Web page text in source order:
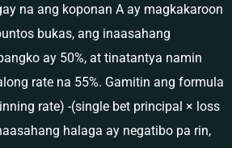
na ang koponan A ay magkakaroon
bukas, ang inaasahang
ay 50%, at tinatantya namin
rate na 55%. Gamitin ang formula
rate) -(single bet principal × loss
halaga ay negatibo pa rin,